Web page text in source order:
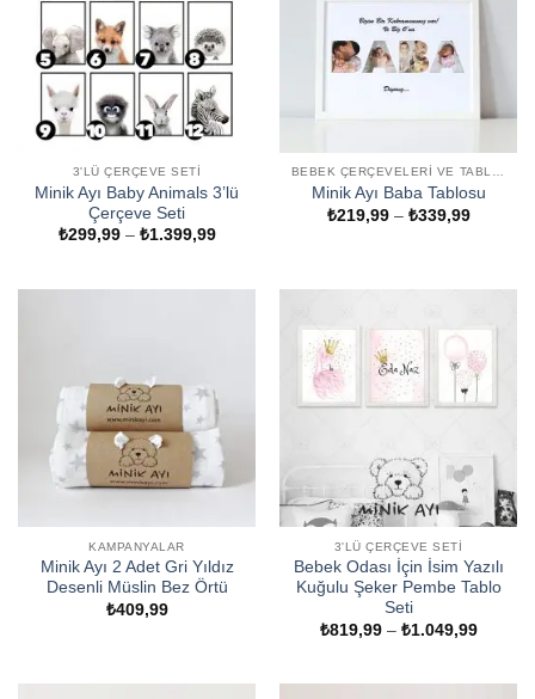
3'LÜ ÇERÇEVE SETI
Minik Ayı Baby Animals 3’lü
Çerçeve Seti
₺299,99 – ₺1.399,99Fiyat
Minik Ayı Baba Tablosu
₺219,99 – ₺339,99Fiyat
KAMPANYALAR
Minik Ayı 2 Adet Gri Yıldız
Desenli Müslin Bez Örtü
₺409,99
3'LÜ ÇERÇEVE SETI
Bebek Odası İçin İsim Yazılı
Kuğulu Şeker Pembe Tablo
Seti
₺819,99 – ₺1.049,99Fiyat